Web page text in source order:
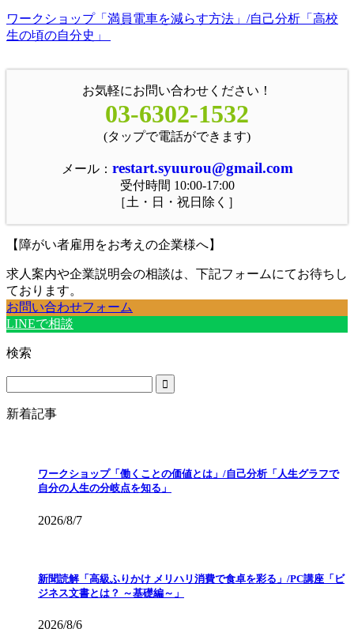
ワークショップ「満員電車を減らす方法」/自己分析「高校
生の頃の自分史」
お気軽にお問い合わせください！
03-6302-1532
(タップで電話ができます)
メール： restart.syuurou@gmail.com
受付時間 10:00-17:00
［土・日・祝日除く］
【障がい者雇用をお考えの企業様へ】
求人案内や企業説明会の相談は、下記フォームにてお待ちし
ております。
お問い合わせフォーム
LINEで相談
検索
新着記事
ワークショップ「働くことの価値とは」/自己分析「人生グラフで
自分の人生の分岐点を知る」
2026/8/7
新聞読解「高級ふりかけ メリハリ消費で食卓を彩る」/PC講座「ビ
ジネス文書とは？ ～基礎編～」
2026/8/6